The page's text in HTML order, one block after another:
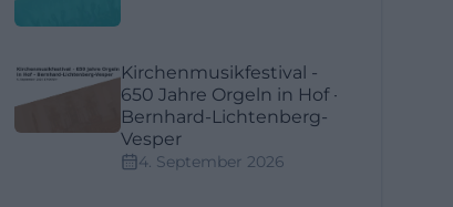
Kirchenmusikfestival -
650 Jahre Orgeln in Hof -
Bernhard-Lichtenberg-
Vesper
4. September 2026